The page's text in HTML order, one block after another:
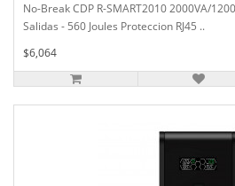
No-Break CDP R-SMART2010 2000VA/
Salidas - 560 Joules Proteccion RJ45 ..
$6,064